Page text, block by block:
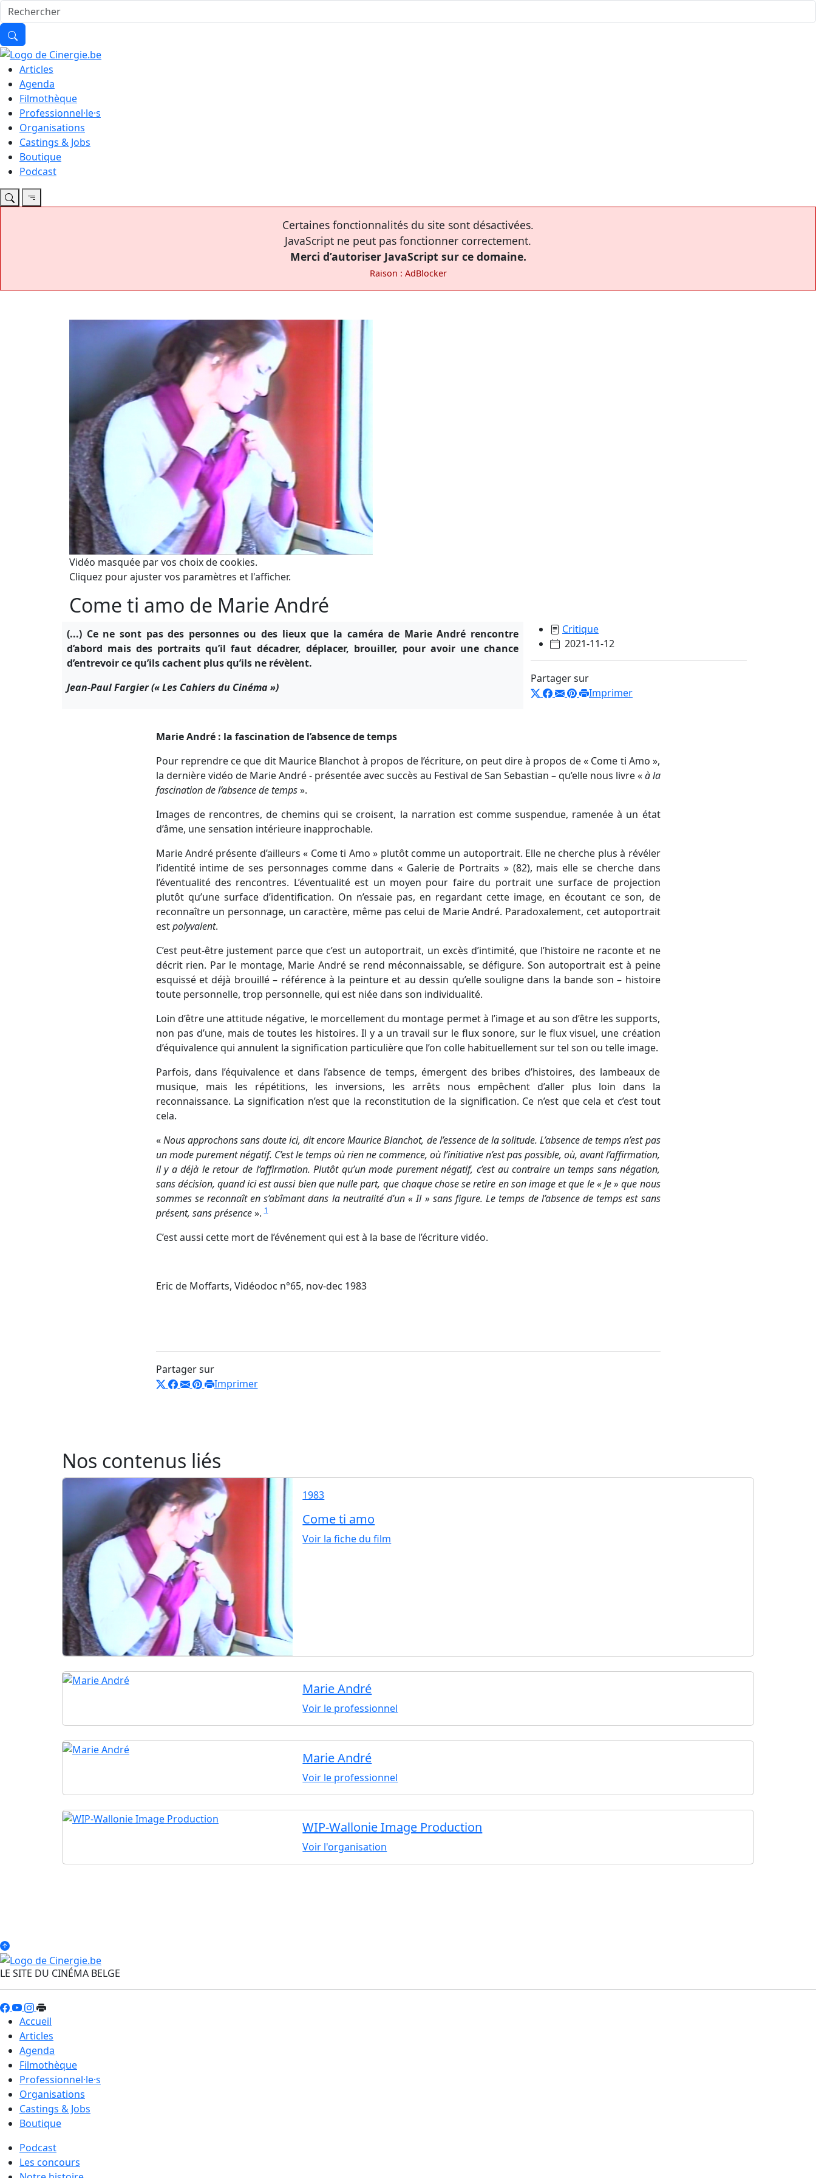
Articles
Agenda
Filmothèque
Professionnel·le·s
Organisations
Castings & Jobs
Boutique
Podcast
Certaines fonctionnalités du site sont désactivées.
JavaScript ne peut pas fonctionner correctement.
Merci d’autoriser JavaScript sur ce domaine.
Raison : AdBlocker
Vidéo masquée par vos choix de cookies.
Cliquez pour ajuster vos paramètres et l'afficher.
Come ti amo de Marie André
(...) Ce ne sont pas des personnes ou des lieux que la caméra de Marie André rencontre
d’abord mais des portraits qu’il faut décadrer, déplacer, brouiller, pour avoir une chance
d’entrevoir ce qu’ils cachent plus qu’ils ne révèlent.
Jean-Paul Fargier (« Les Cahiers du Cinéma »)
Critique
2021-11-12
Partager sur
Imprimer
Marie André : la fascination de l’absence de temps
Pour reprendre ce que dit Maurice Blanchot à propos de l’écriture, on peut dire à propos de « Come ti Amo »,
la dernière vidéo de Marie André - présentée avec succès au Festival de San Sebastian – qu’elle nous livre «à la
fascination de l’absence de temps».
Images de rencontres, de chemins qui se croisent, la narration est comme suspendue, ramenée à un état
d’âme, une sensation intérieure inapprochable.
Marie André présente d’ailleurs « Come ti Amo » plutôt comme un autoportrait. Elle ne cherche plus à révéler
l’identité intime de ses personnages comme dans « Galerie de Portraits » (82), mais elle se cherche dans
l’éventualité des rencontres. L’éventualité est un moyen pour faire du portrait une surface de projection
plutôt qu’une surface d’identification. On n’essaie pas, en regardant cette image, en écoutant ce son, de
reconnaître un personnage, un caractère, même pas celui de Marie André. Paradoxalement, cet autoportrait
estpolyvalent.
C’est peut-être justement parce que c’est un autoportrait, un excès d’intimité, que l’histoire ne raconte et ne
décrit rien. Par le montage, Marie André se rend méconnaissable, se défigure. Son autoportrait est à peine
esquissé et déjà brouillé – référence à la peinture et au dessin qu’elle souligne dans la bande son – histoire
toute personnelle, trop personnelle, qui est niée dans son individualité.
Loin d’être une attitude négative, le morcellement du montage permet à l’image et au son d’être les supports,
non pas d’une, mais de toutes les histoires. Il y a un travail sur le flux sonore, sur le flux visuel, une création
d’équivalence qui annulent la signification particulière que l’on colle habituellement sur tel son ou telle image.
Parfois, dans l’équivalence et dans l’absence de temps, émergent des bribes d’histoires, des lambeaux de
musique, mais les répétitions, les inversions, les arrêts nous empêchent d’aller plus loin dans la
reconnaissance. La signification n’est que la reconstitution de la signification. Ce n’est que cela et c’est tout
cela.
«Nous approchons sans doute ici, dit encore Maurice Blanchot, de l’essence de la solitude. L’absence de temps n’est pas
un mode purement négatif. C’est le temps où rien ne commence, où l’initiative n’est pas possible, où, avant l’affirmation,
il y a déjà le retour de l’affirmation. Plutôt qu’un mode purement négatif, c’est au contraire un temps sans négation,
sans décision, quand ici est aussi bien que nulle part, que chaque chose se retire en son image et que le « Je » que nous
sommes se reconnaît en s’abîmant dans la neutralité d’un « Il » sans figure. Le temps de l’absence de temps est sans
présent, sans présence».1
C’est aussi cette mort de l’événement qui est à la base de l’écriture vidéo.
Eric de Moffarts, Vidéodoc n°65, nov-dec 1983
Partager sur
Imprimer
Nos contenus liés
1983
Come ti amo
Voir la fiche du film
Marie André
Voir le professionnel
Marie André
Voir le professionnel
WIP-Wallonie Image Production
Voir l'organisation
LE SITE DU CINÉMA BELGE
Accueil
Articles
Agenda
Filmothèque
Professionnel·le·s
Organisations
Castings & Jobs
Boutique
Podcast
Les concours